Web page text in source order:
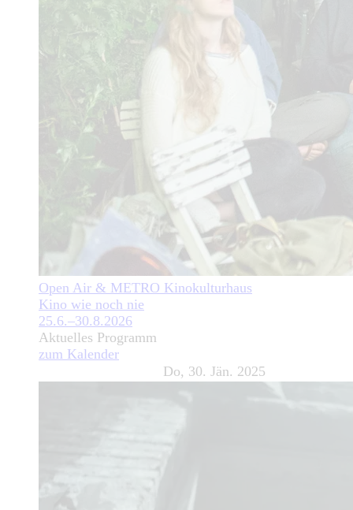
Open Air & METRO Kinokulturhaus
Kino wie noch nie
25.6.–30.8.2026
Aktuelles Programm
zum Kalender
Do, 30. Jän. 2025